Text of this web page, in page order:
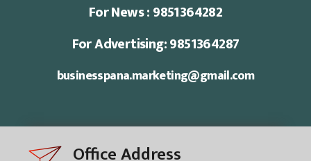
For News : 9851364282
For Advertising: 9851364287
businesspana.marketing@gmail.com
Office Address